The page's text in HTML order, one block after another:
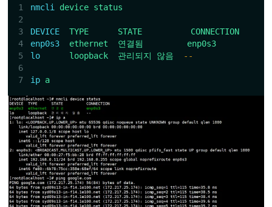
nmcli device status
DEVICE TYPE STATE
CONNECTION
enp0s3
ethernet 연결됨
enp0s3
lo
loopback 관리되지 않음 --
ip a